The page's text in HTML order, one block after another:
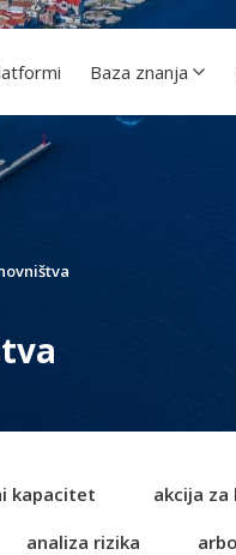
Baza znanja
kapacitet
akcija za
analiza rizika